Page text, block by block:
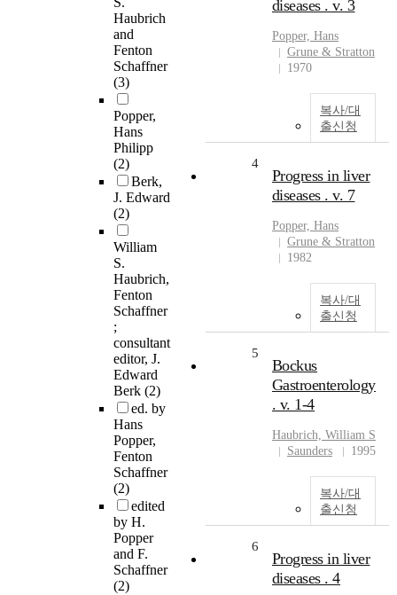
Haubrich
and
Fenton
Schaffner
(3)
Popper,
Hans
Philipp
(2)
Berk,
J. Edward
(2)
William
S.
Haubrich,
Fenton
Schaffner
;
consultant
editor, J.
Edward
Berk (2)
ed. by
Hans
Popper,
Fenton
Schaffner
(2)
edited
by H.
Popper
and F.
Schaffner
(2)
diseases . v. 3
Popper, Hans
Grune & Stratton
1970
복사/대
출신청
4
Progress in liver
diseases . v. 7
Popper, Hans
Grune & Stratton
1982
복사/대
출신청
5
Bockus
Gastroenterology
. v. 1-4
Haubrich, William S
Saunders
1995
복사/대
출신청
6
Progress in liver
diseases . 4